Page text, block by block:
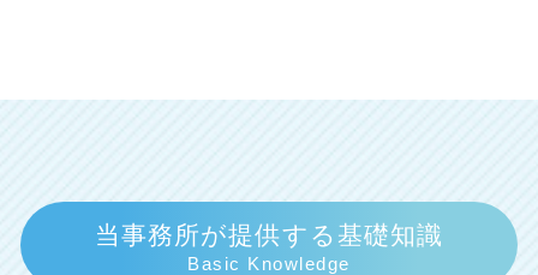
当事務所が提供する基礎知識
Basic Knowledge